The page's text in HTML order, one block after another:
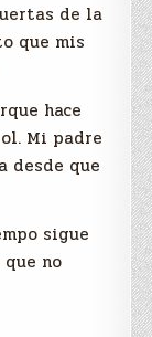
de la
que mis
hace
Mi padre
desde que
sigue
no